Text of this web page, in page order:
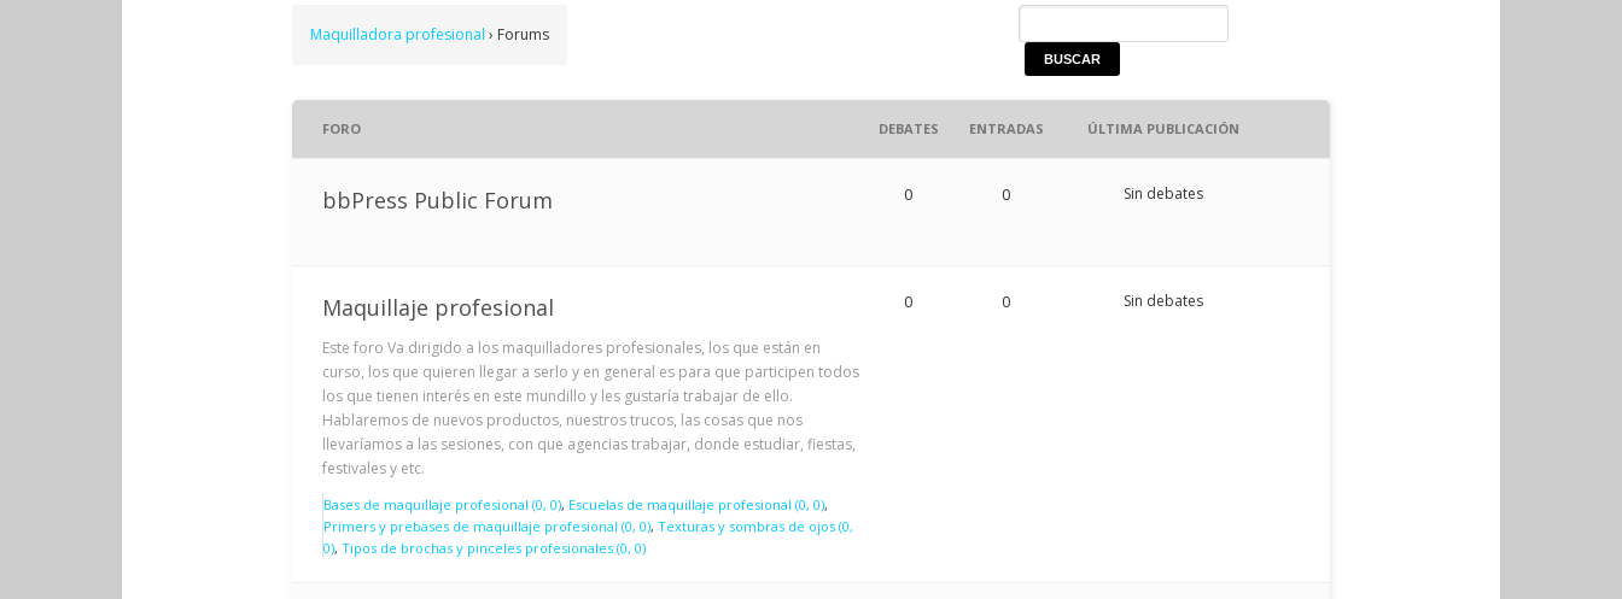
Maquilladora profesional › Forums
FORO DEBATES ENTRADAS ÚLTIMA PUBLICACIÓN
bbPress Public Forum 0 0 Sin debates
Maquillaje profesional
Este foro Va dirigido a los maquilladores profesionales, los que están en
curso, los que quieren llegar a serlo y en general es para que participen todos
los que tienen interés en este mundillo y les gustaría trabajar de ello.
Hablaremos de nuevos productos, nuestros trucos, las cosas que nos
llevaríamos a las sesiones, con que agencias trabajar, donde estudiar, fiestas,
festivales y etc.
Bases de maquillaje profesional (0, 0) Escuelas de maquillaje profesional (0, 0)
Primers y prebases de maquillaje profesional (0, 0) Texturas y sombras de ojos (0,
0) Tipos de brochas y pinceles profesionales (0, 0)
0 0 Sin debates